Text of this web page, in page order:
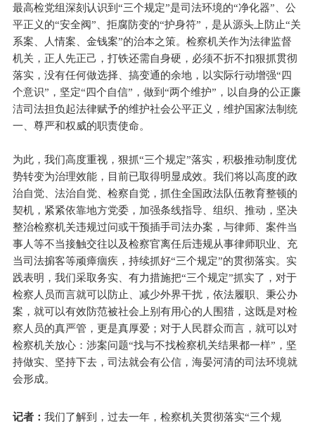
最高检党组深刻认识到“三个规定”是司法环境的“净化器”、公
平正义的“安全阀”、拒腐防变的“护身符”，是从源头上防止“关
系案、人情案、金钱案”的治本之策。检察机关作为法律监督
机关，正人先正己，打铁还需自身硬，必须不折不扣狠抓贯彻
落实，没有任何做选择、搞变通的余地，以实际行动增强“四
个意识”，坚定“四个自信”，做到“两个维护”，以自身的公正廉
洁司法担负起法律赋予的维护社会公平正义，维护国家法制统
一、尊严和权威的职责使命。
为此，我们高度重视，狠抓“三个规定”落实，积极推动制度优
势转变为治理效能，目前已取得明显成效。我们将以高度的政
治自觉、法治自觉、检察自觉，抓住全国政法队伍教育整顿的
契机，紧紧依靠地方党委，加强条线指导、组织、推动，坚决
整治检察机关违规过问或干预插手司法办案，与律师、案件当
事人等不当接触交往以及检察官离任后违规从事律师职业、充
当司法掮客等顽瘴痼疾，持续抓好“三个规定”的贯彻落实。实
践表明，我们采取务实、有力措施把“三个规定”抓实了，对于
检察人员而言就可以防止、减少外界干扰，依法履职、秉公办
案，就可以有效防范被社会上别有用心的人围猎，这既是对检
察人员的真严管，更是真厚爱；对于人民群众而言，就可以对
检察机关放心：涉案问题“找与不找检察机关结果都一样”，坚
持做实、坚持下去，司法就会有公信，海晏河清的司法环境就
会形成。
记者：我们了解到，过去一年，检察机关贯彻落实“三个规